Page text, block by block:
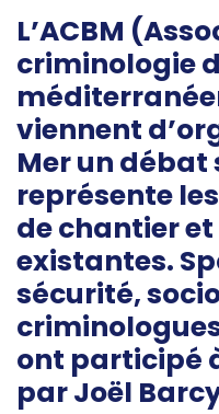
L’ACBM
criminologie
viennent
Mer un débat
représente
de chantier
existantes.
sécurité,
ont participé
par Joël